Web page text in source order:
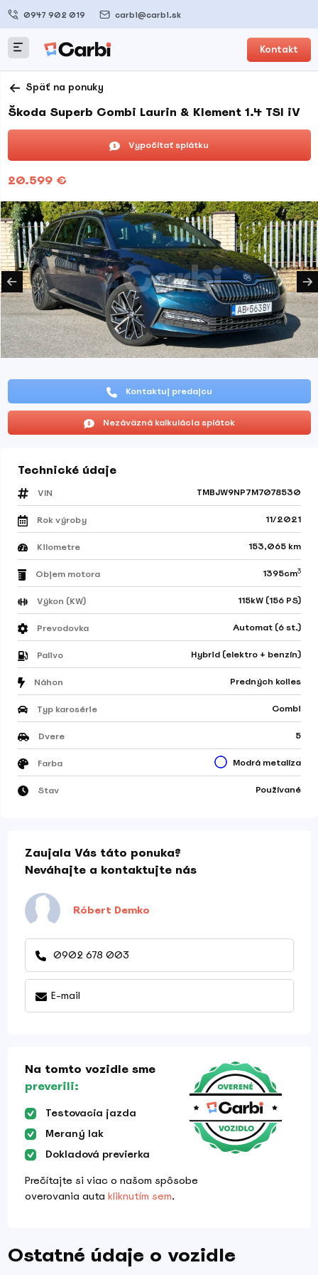
0947 902 019 carbi@carbi.sk
Kontakt
Späť na ponuky
Škoda Superb Combi Laurin & Klement 1.4 TSI iV
Vypočítať splátku
20.599 €
Kontaktuj predajcu
Nezáväzná kalkulácia splátok
Technické údaje
VIN TMBJW9NP7M7078530
Rok výroby 11/2021
Kilometre 153,065 km
Objem motora 1395cm3
Výkon (KW) 115kW (156 PS)
Prevodovka Automat (6 st.)
Palivo Hybrid (elektro + benzín)
Náhon Predných kolies
Typ karosérie Combi
Dvere 5
Farba Modrá metalíza
Stav Používané
Zaujala Vás táto ponuka?
Neváhajte a kontaktujte nás
Róbert Demko
0902 678 003
E-mail
Na tomto vozidle sme
preverili:
Testovacia jazda
Meraný lak
Dokladová previerka
Prečítajte si viac o našom spôsobe
overovania auta kliknutím sem.
Ostatné údaje o vozidle